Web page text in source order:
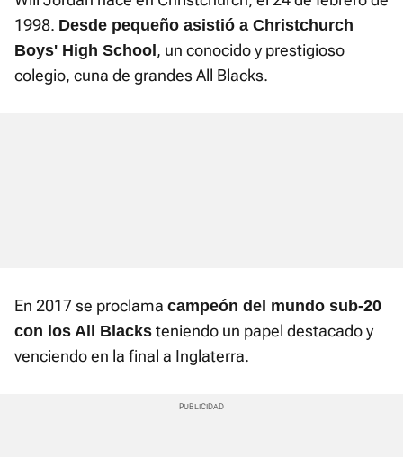
1998. Desde pequeño asistió a Christchurch
Boys' High School , un conocido y prestigioso
colegio, cuna de grandes All Blacks.
En 2017 se proclama campeón del mundo sub-20
con los All Blacks teniendo un papel destacado y
venciendo en la final a Inglaterra.